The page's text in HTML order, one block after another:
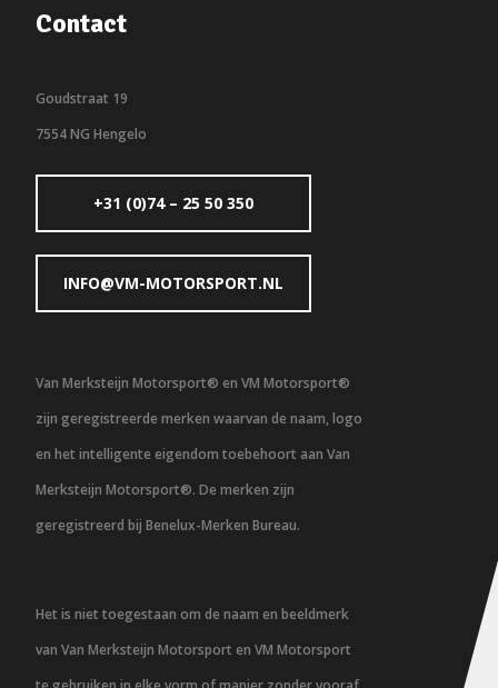
Contact
Goudstraat 19
7554 NG Hengelo
+31 (0)74 – 25 50 350
INFO@VM-MOTORSPORT.NL
Van Merksteijn Motorsport® en VM Motorsport®
zijn geregistreerde merken waarvan de naam, logo
en het intelligente eigendom toebehoort aan Van
Merksteijn Motorsport®. De merken zijn
geregistreerd bij Benelux-Merken Bureau.
Het is niet toegestaan om de naam en beeldmerk
van Van Merksteijn Motorsport en VM Motorsport